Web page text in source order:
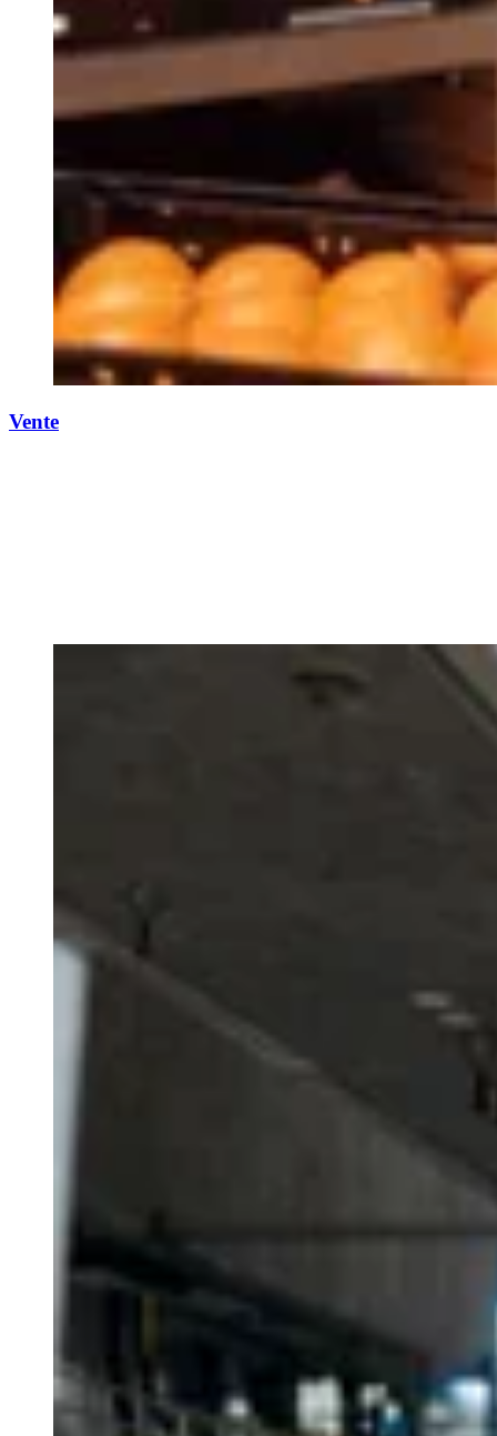
Vente